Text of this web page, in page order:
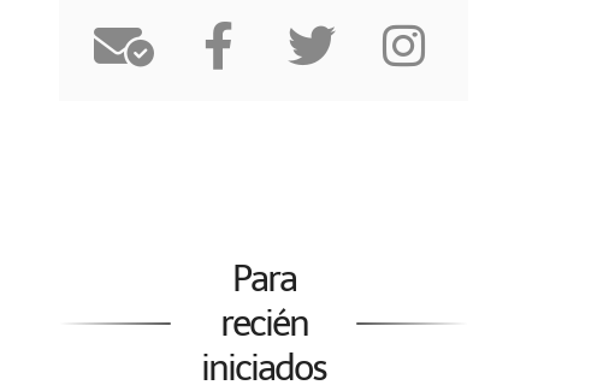
Para
recién
iniciados